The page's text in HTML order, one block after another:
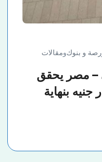
و بنوكومقالات
– مصر يحقق
3.1 مليار جنيه بنهاية